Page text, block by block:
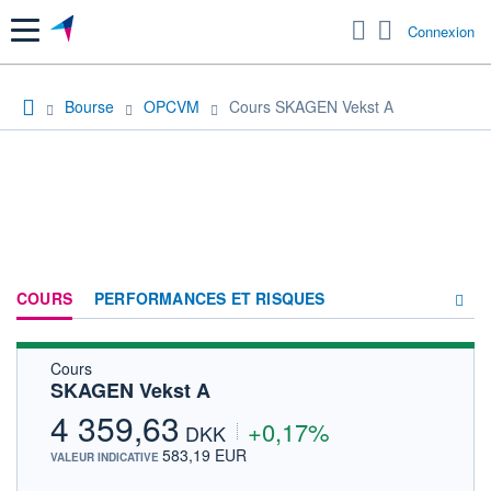
Menu Connexion
Bourse OPCVM Cours SKAGEN Vekst A
COURS PERFORMANCES ET RISQUES
FORUM
Cours
SKAGEN Vekst A
4 359,63 DKK +0,17%
VALEUR INDICATIVE 583,19 EUR